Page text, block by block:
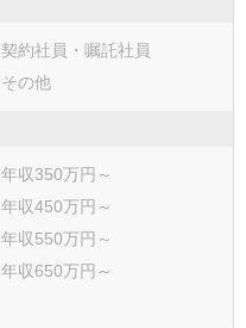
太宰府市
福津市
糸島市
糟屋郡宇美町
糟屋郡志免町
糟屋郡新宮町
契約社員・嘱託社員
その他
年収350万円～
年収450万円～
年収550万円～
年収650万円～